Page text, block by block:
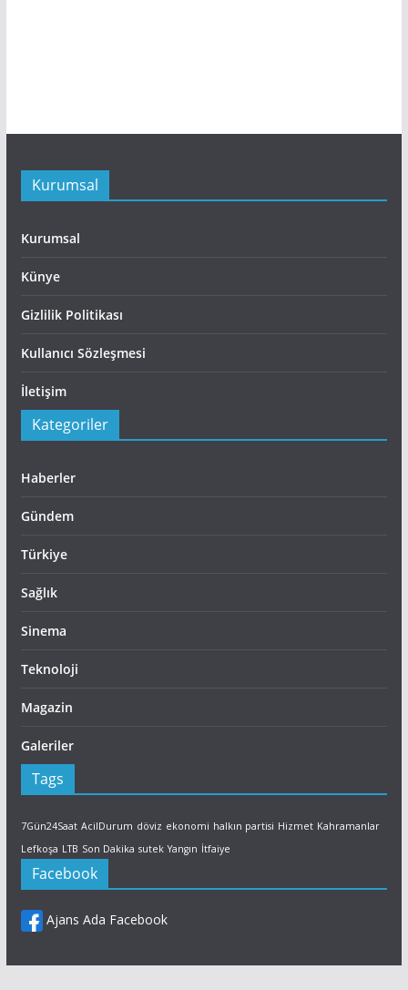
Kurumsal
Kurumsal
Künye
Gizlilik Politikası
Kullanıcı Sözleşmesi
İletişim
Kategoriler
Haberler
Gündem
Türkiye
Sağlık
Sinema
Teknoloji
Magazin
Galeriler
Tags
7Gün24Saat AcilDurum döviz ekonomi halkın partisi Hizmet Kahramanlar
Lefkoşa LTB Son Dakika sutek Yangın İtfaiye
Facebook
Ajans Ada Facebook